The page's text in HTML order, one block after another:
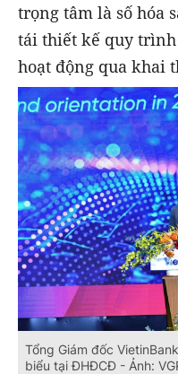
trọng tâm là số hóa
tái thiết kế quy
hoạt động qua khai
Tổng Giám đốc
biểu tại ĐHĐCĐ - Ảnh: